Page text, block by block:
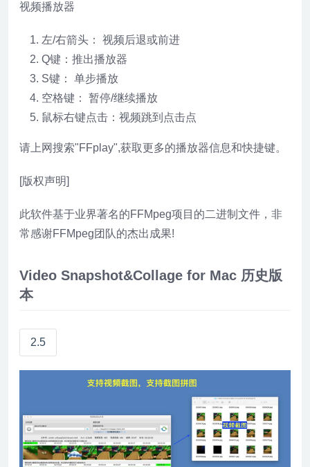
视频播放器
左/右箭头： 视频后退或前进
Q键：推出播放器
S键： 单步播放
空格键： 暂停/继续播放
鼠标右键点击：视频跳到点击点
请上网搜索"FFplay",获取更多的播放器信息和快捷键。
[版权声明]
此软件基于业界著名的FFMpeg项目的二进制文件，非
常感谢FFMpeg团队的杰出成果!
Video Snapshot&Collage for Mac 历史版
本
2.5